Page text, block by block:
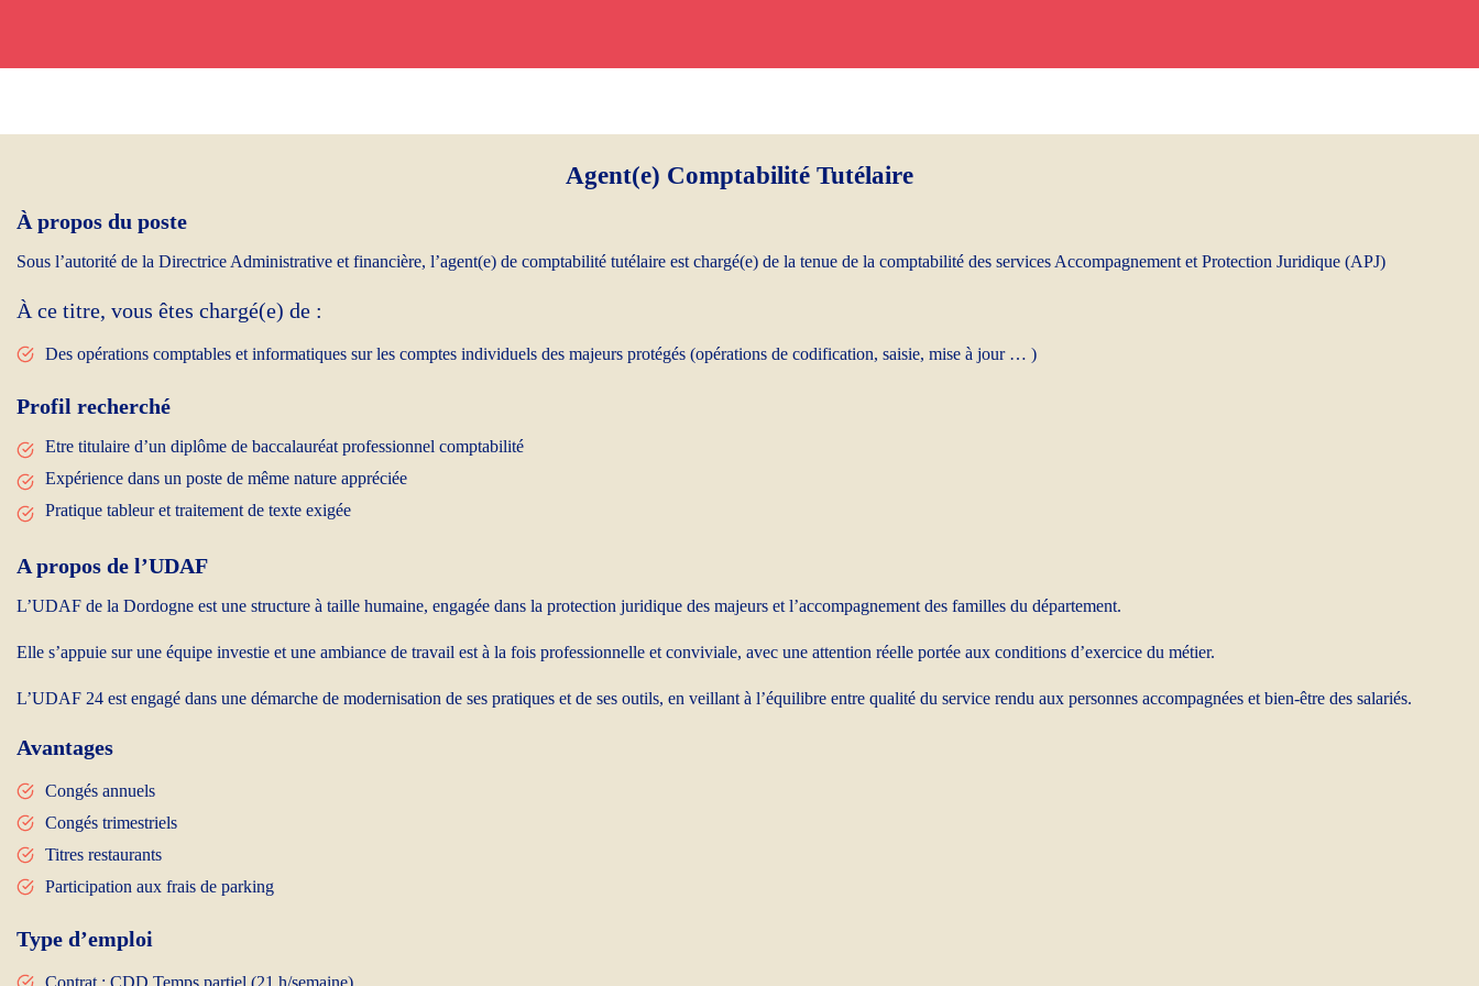
Agent(e) Comptabilité Tutélaire
À propos du poste
Sous l’autorité de la Directrice Administrative et financière, l’agent(e) de comptabilité tutélaire est chargé(e) de la tenue de la comptabilité des services Accompagnement et Protection Juridique (APJ)
À ce titre, vous êtes chargé(e) de :
Des opérations comptables et informatiques sur les comptes individuels des majeurs protégés (opérations de codification, saisie, mise à jour … )
Profil recherché
Etre titulaire d’un diplôme de baccalauréat professionnel comptabilité
Expérience dans un poste de même nature appréciée
Pratique tableur et traitement de texte exigée
A propos de l’UDAF
L’UDAF de la Dordogne est une structure à taille humaine, engagée dans la protection juridique des majeurs et l’accompagnement des familles du département.
Elle s’appuie sur une équipe investie et une ambiance de travail est à la fois professionnelle et conviviale, avec une attention réelle portée aux conditions d’exercice du métier.
L’UDAF 24 est engagé dans une démarche de modernisation de ses pratiques et de ses outils, en veillant à l’équilibre entre qualité du service rendu aux personnes accompagnées et bien-être des salariés.
Avantages
Congés annuels
Congés trimestriels
Titres restaurants
Participation aux frais de parking
Type d’emploi
Contrat : CDD Temps partiel (21 h/semaine)